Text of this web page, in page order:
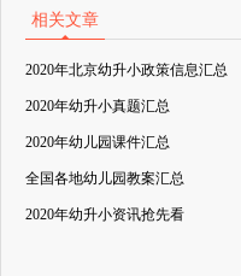
相关文章
2020年北京幼升小政策信息汇总
2020年幼升小真题汇总
2020年幼儿园课件汇总
全国各地幼儿园教案汇总
2020年幼升小资讯抢先看